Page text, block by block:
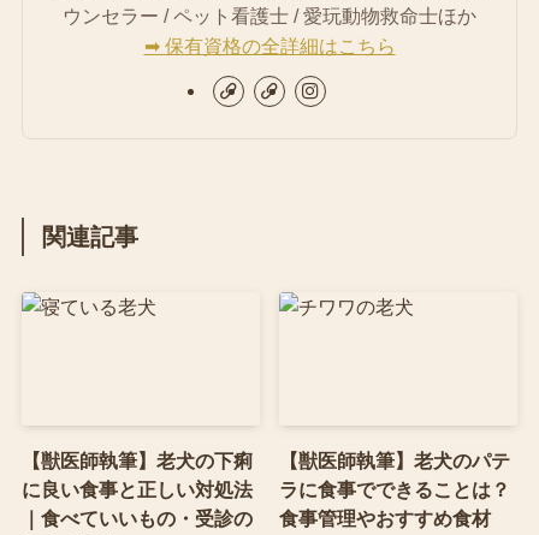
ウンセラー / ペット看護士 / 愛玩動物救命士ほか
➡︎ 保有資格の全詳細はこちら
関連記事
【獣医師執筆】老犬の下痢
に良い食事と正しい対処法
｜食べていいもの・受診の
【獣医師執筆】老犬のパテ
ラに食事でできることは？
食事管理やおすすめ食材